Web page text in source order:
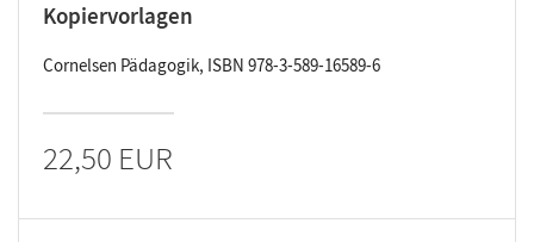
Kopiervorlagen
Cornelsen Pädagogik, ISBN 978-3-589-16589-6
22,50 EUR